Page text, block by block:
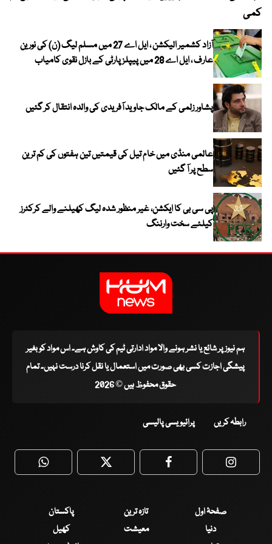
کمی
آزاد کشمیر الیکشن ، ایل اے 27 میں مسلم لیگ (ن) کی نورین
عارف ، ایل اے 28 میں پیپلز پارٹی کے بازل نقوی کامیاب
پشاور زلمی کے مالک جاوید آفریدی کی والدہ انتقال کر گئیں
عالمی منڈی میں خام تیل کی قیمتیں تین ہفتوں کی کم ترین
سطح پر آ گئیں
پی سی بی کا ایکشن، غیر منظور شدہ لیگ کھیلنے والے کرکٹرز
کیلئے سخت وارننگ
ہم نیوز پر شائع یا نشر ہونے والا مواد ادارتی ٹیم کی کاوش ہے۔ اس مواد کو بغیر
پیشگی اجازت کسی بھی صورت میں استعمال یا نقل کرنا درست نہیں۔ تمام
حقوق محفوظ ہیں © 2026
رابطہ کریں پرائیویسی پالیسی
WhatsApp Twitter Facebook
صفحۂ اول تازہ ترین
پاکستان
دنیا
معیشت
کھیل